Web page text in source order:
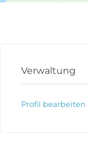
Verwaltung
Profil bearbeiten